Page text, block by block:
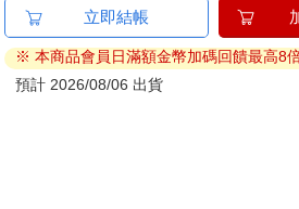
金石堂及銀行均不會請您操作ATM! 如
ATM提款機，請不要聽從指示，以免
退換貨須知：